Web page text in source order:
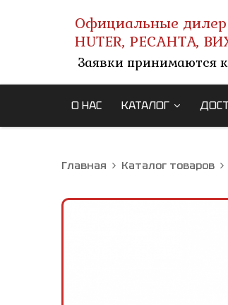
Официальные дилер
HUTER, РЕСАНТА,
Заявки принимаются
О НАС КАТАЛОГ
Главная Каталог товаров